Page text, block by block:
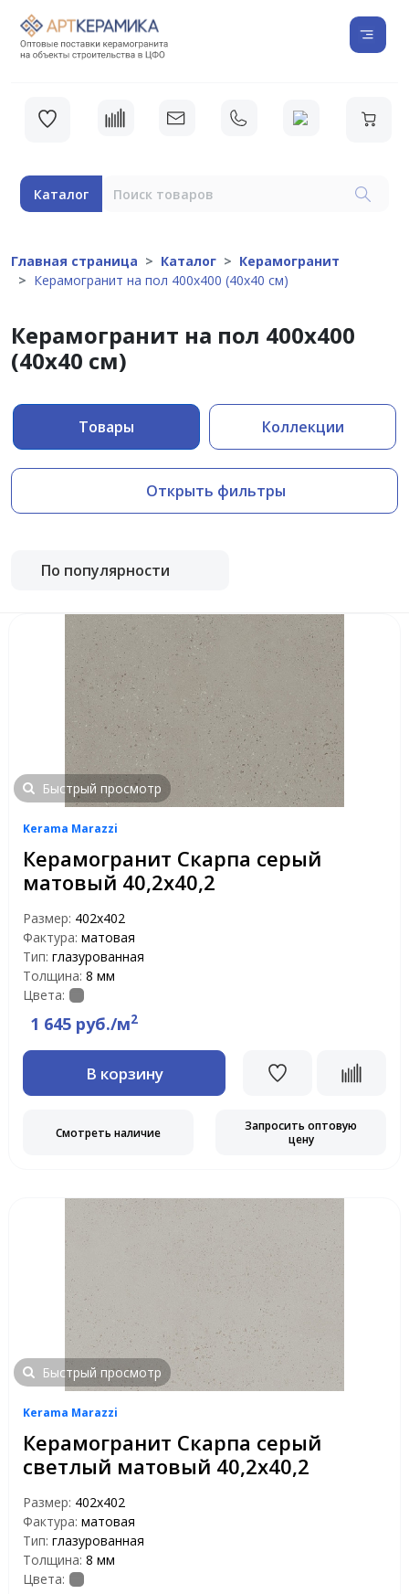
Каталог
Главная страница Каталог
Керамогранит
Керамогранит на пол 400х400 (40х40 см)
Керамогранит на пол 400х400
(40х40 см)
Товары Коллекции
Открыть фильтры
По популярности
Быстрый просмотр
Kerama Marazzi
Керамогранит Скарпа серый
матовый 40,2х40,2
Размер: 402х402
Фактура: матовая
Тип: глазурованная
Толщина: 8 мм
Цвета:
1 645 руб./м2
В корзину
Смотреть наличие
Запросить оптовую
цену
Быстрый просмотр
Kerama Marazzi
Керамогранит Скарпа серый
светлый матовый 40,2х40,2
Размер: 402х402
Фактура: матовая
Тип: глазурованная
Толщина: 8 мм
Цвета: